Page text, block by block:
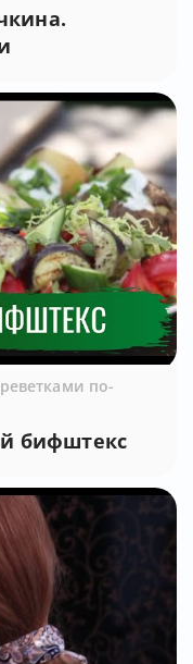
по-
бифштекс